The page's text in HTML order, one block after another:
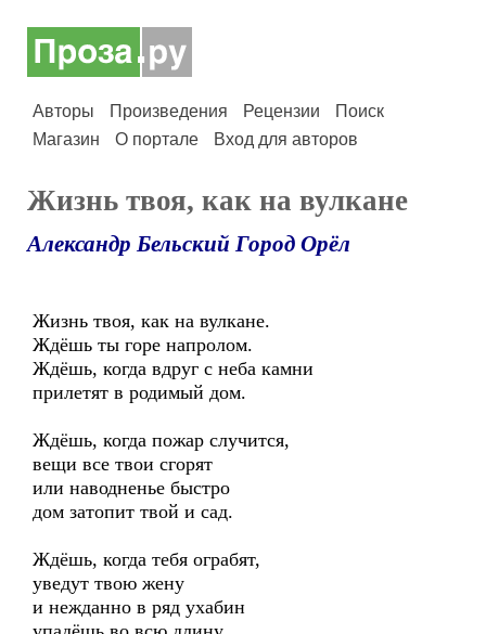
Авторы Произведения Рецензии
Поиск
Магазин
О портале Вход для авторов
Жизнь твоя, как на вулкане
Александр Бельский Город Орёл
Жизнь твоя, как на вулкане.
Ждёшь ты горе напролом.
Ждёшь, когда вдруг с неба камни
прилетят в родимый дом.
Ждёшь, когда пожар случится,
вещи все твои сгорят
или наводненье быстро
дом затопит твой и сад.
Ждёшь, когда тебя ограбят,
уведут твою жену
и нежданно в ряд ухабин